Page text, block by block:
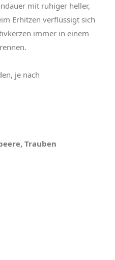
mit ruhiger heller,
Erhitzen verflüssigt sich
immer in einem
je nach
Trauben